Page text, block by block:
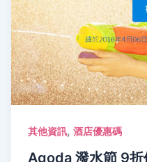
其他資訊, 酒店優惠碼
Agoda 潑水節 9折